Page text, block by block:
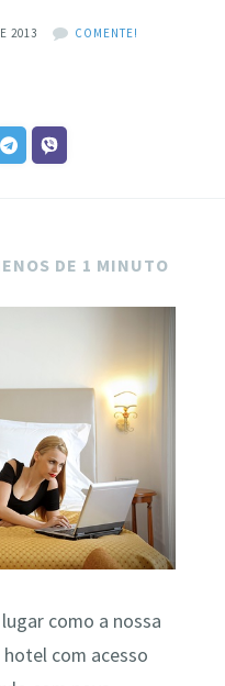
2013
COMENTE!
DE 1 MINUTO
como a nossa
hotel com acesso